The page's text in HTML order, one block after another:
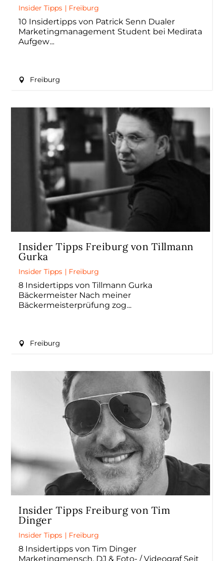
Insider Tipps | Freiburg
10 Insidertipps von Patrick Senn Dualer
Marketingmanagement Student bei Medirata
Aufgew
Freiburg
Insider Tipps Freiburg von Tillmann
Gurka
Insider Tipps | Freiburg
8 Insidertipps von Tillmann Gurka
Bäckermeister Nach meiner
Bäckermeisterprüfung zog
Freiburg
Insider Tipps Freiburg von Tim
Dinger
Insider Tipps | Freiburg
8 Insidertipps von Tim Dinger
Marketingmensch, DJ & Foto- / Videograf Seit